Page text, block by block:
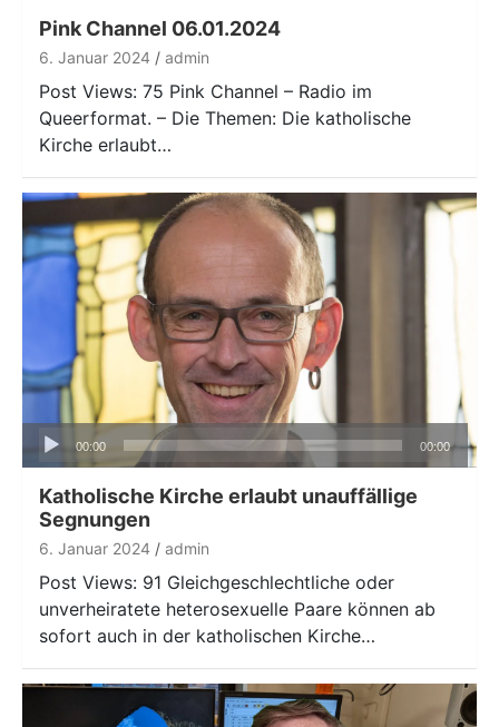
Pink Channel 06.01.2024
6. Januar 2024 admin
Post Views: 75 Pink Channel – Radio im
Queerformat. – Die Themen: Die katholische
Kirche erlaubt…
Audio-
00:00 00:00
Katholische Kirche erlaubt unauffällige
Segnungen
6. Januar 2024 admin
Post Views: 91 Gleich­geschlechtliche oder
unverheiratete heterosexuelle Paare können ab
sofort auch in der katholischen Kirche…